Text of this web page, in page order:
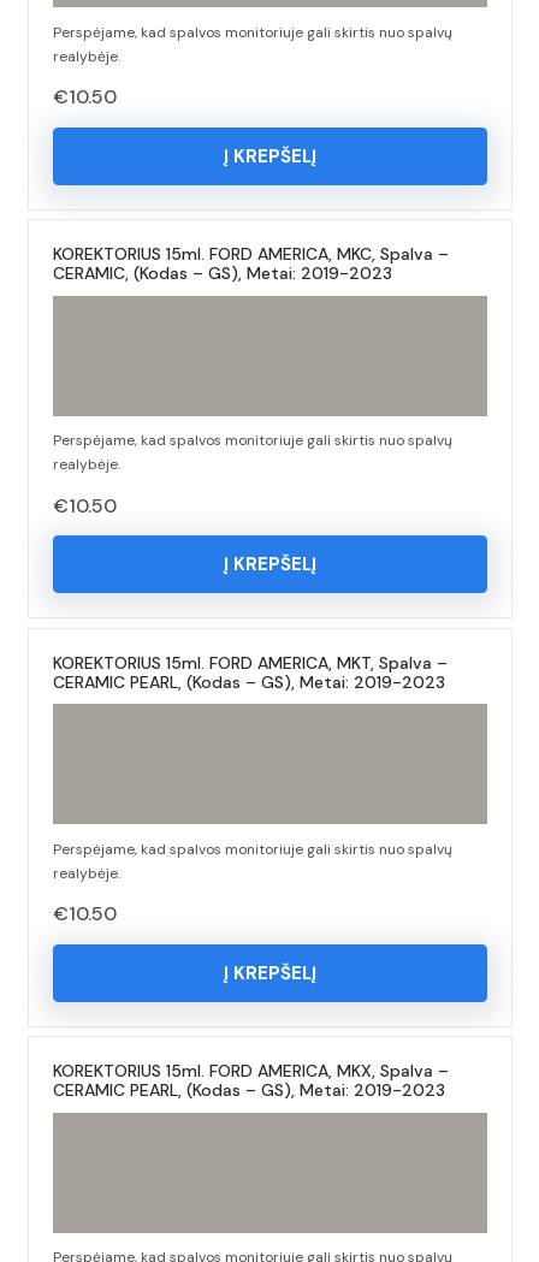
Perspėjame, kad spalvos monitoriuje gali skirtis nuo spalvų
realybėje.
€10.50
Į KREPŠELĮ
KOREKTORIUS 15ml. FORD AMERICA, MKC, Spalva –
CERAMIC, (Kodas – GS), Metai: 2019-2023
Perspėjame, kad spalvos monitoriuje gali skirtis nuo spalvų
realybėje.
€10.50
Į KREPŠELĮ
KOREKTORIUS 15ml. FORD AMERICA, MKT, Spalva –
CERAMIC PEARL, (Kodas – GS), Metai: 2019-2023
Perspėjame, kad spalvos monitoriuje gali skirtis nuo spalvų
realybėje.
€10.50
Į KREPŠELĮ
KOREKTORIUS 15ml. FORD AMERICA, MKX, Spalva –
CERAMIC PEARL, (Kodas – GS), Metai: 2019-2023
Perspėjame, kad spalvos monitoriuje gali skirtis nuo spalvų